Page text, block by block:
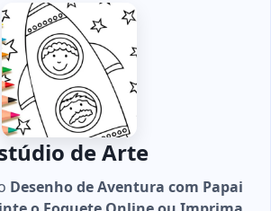
de Arte
Desenho de Aventura com Papai